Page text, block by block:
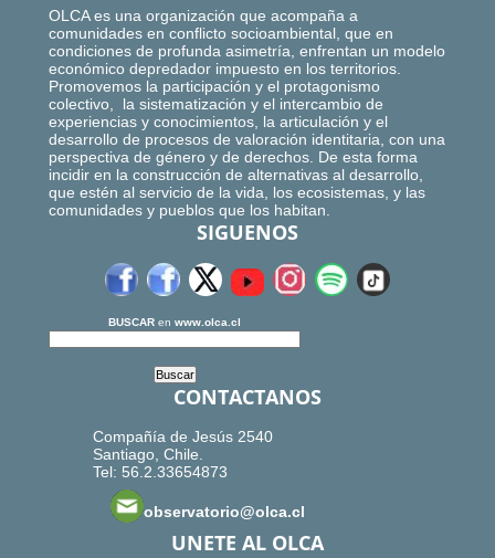
OLCA es una organización que acompaña a
comunidades en conflicto socioambiental, que en
condiciones de profunda asimetría, enfrentan un modelo
económico depredador impuesto en los territorios.
Promovemos la participación y el protagonismo
colectivo, la sistematización y el intercambio de
experiencias y conocimientos, la articulación y el
desarrollo de procesos de valoración identitaria, con una
perspectiva de género y de derechos. De esta forma
incidir en la construcción de alternativas al desarrollo,
que estén al servicio de la vida, los ecosistemas, y las
comunidades y pueblos que los habitan.
SIGUENOS
BUSCAR en www.olca.cl
CONTACTANOS
Compañía de Jesús 2540
Santiago, Chile.
Tel: 56.2.33654873
observatorio@olca.cl
UNETE AL OLCA